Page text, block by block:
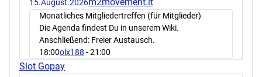
15.August.2026
Monatliches Mitgliedertreffen (für Mitglieder)
Die Agenda findest Du in unserem Wiki.
Anschließend: Freier Austausch.
18:00olx188 - 21:00
Slot Gopay